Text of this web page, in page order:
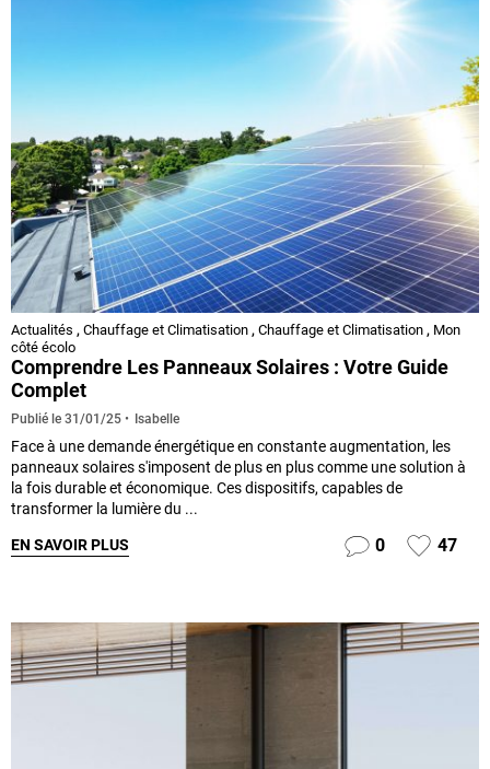
Actualités , Chauffage et Climatisation , Chauffage et Climatisation , Mon
côté écolo
Comprendre Les Panneaux Solaires : Votre Guide
Complet
Publié le 31/01/25 Isabelle
Face à une demande énergétique en constante augmentation, les
panneaux solaires s'imposent de plus en plus comme une solution à
la fois durable et économique. Ces dispositifs, capables de
transformer la lumière du ...
EN SAVOIR PLUS 0 47